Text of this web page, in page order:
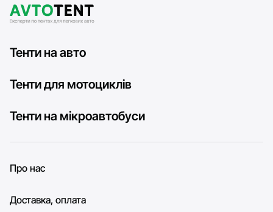
Тенти на авто
Тенти для мотоциклів
Тенти на мікроавтобуси
Про нас
Доставка, оплата